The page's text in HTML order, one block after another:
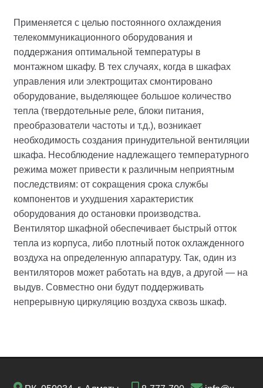
Применяется с целью постоянного охлаждения
телекоммуникационного оборудования и
поддержания оптимальной температуры в
монтажном шкафу. В тех случаях, когда в шкафах
управления или электрощитах смонтировано
оборудование, выделяющее большое количество
тепла (твердотельные реле, блоки питания,
преобразователи частоты и т.д.), возникает
необходимость создания принудительной вентиляции
шкафа. Несоблюдение надлежащего температурного
режима может привести к различным неприятным
последствиям: от сокращения срока службы
компонентов и ухудшения характеристик
оборудования до остановки производства.
Вентилятор шкафной обеспечивает быстрый отток
тепла из корпуса, либо плотный поток охлажденного
воздуха на определенную аппаратуру. Так, один из
вентиляторов может работать на вдув, а другой — на
выдув. Совместно они будут поддерживать
непрерывную циркуляцию воздуха сквозь шкаф.